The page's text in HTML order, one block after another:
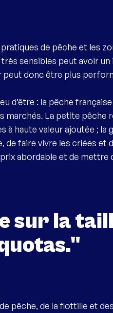
de pêche et les
sensibles peut avoir un
donc être plus
d’être : la pêche
La petite pêche
haute valeur ajoutée ; la
faire vivre les criées et
abordable et de mettre
sur la
pêche, de la flottille et